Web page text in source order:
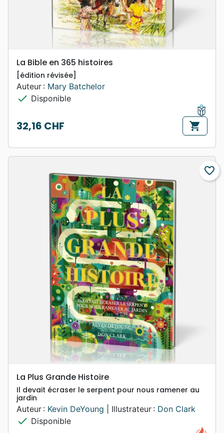
La Bible en 365 histoires
[édition révisée]
Auteur : Mary Batchelor
check Disponible
Prix
32,16 CHF shopping_cart
favorite_border
La Plus Grande Histoire
Il devait écraser le serpent pour nous ramener au
jardin
Auteur : Kevin DeYoung | Illustrateur : Don Clark
check Disponible